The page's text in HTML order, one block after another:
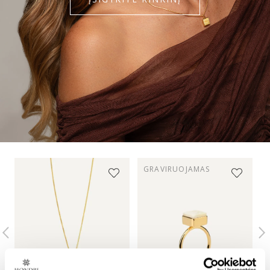
Norint sužinoti platesnę informaciją apie muito
mokesčius, pirkėjas turi kreiptis į savo šalies muitinę.
Daugiau informacijos apie pristatymo sąlygas rasite
Siuntimas.
GRAVIRUOJAMAS